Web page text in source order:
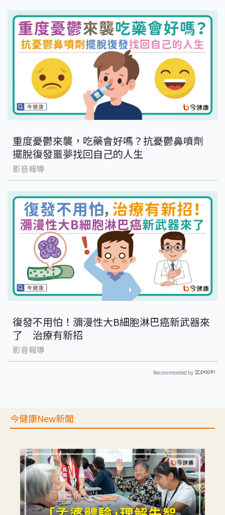
重度憂鬱來襲，吃藥會好嗎？抗憂鬱鼻噴劑
擺脫復發噩夢找回自己的人生
影音報導
復發不用怕！瀰漫性大B細胞淋巴癌新武器來
了 治療有新招
影音報導
Recommended by
今健康New新聞